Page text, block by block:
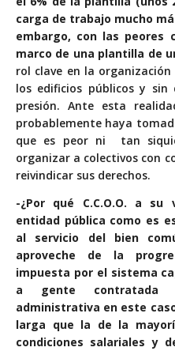
carga de trabajo mucho
embargo, con las peores
marco de una plantilla de
rol clave en la
los edificios públicos y
presión. Ante esta
probablemente haya
que es peor ni tan
organizar a colectivos con
reivindicar sus derechos.
-¿Por qué C.C.O.O. a
entidad pública como es
al servicio del bien
aproveche de la
impuesta por el sistema
a gente contratada
administrativa en este
larga que la de la
condiciones salariales y